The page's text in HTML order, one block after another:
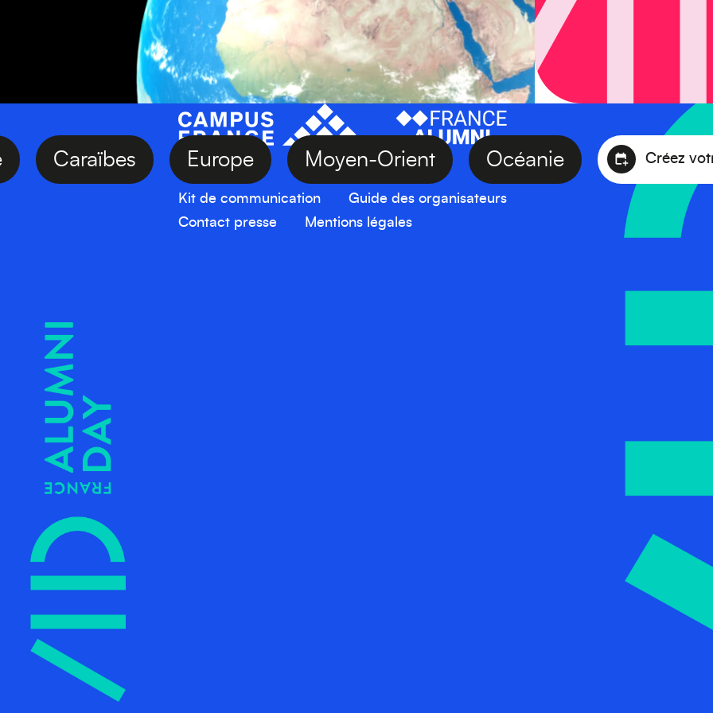
Caraïbes Europe Moyen-Orient Océanie
Kit de communication
Guide des organisateurs
Contact presse
Mentions légales